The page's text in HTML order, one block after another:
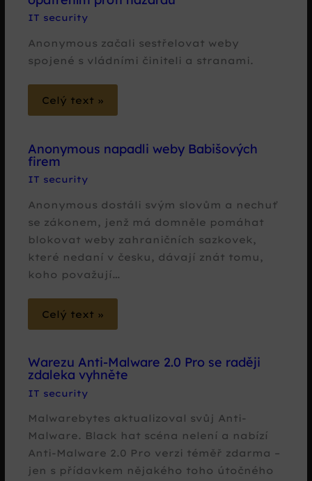
IT security
Anonymous začali sestřelovat weby
spojené s vládními činiteli a stranami.
Celý text »
Anonymous napadli weby Babišových
firem
IT security
Anonymous dostáli svým slovům a nechuť
se zákonem, jenž má domněle pomáhat
blokovat weby zahraničních sazkovek,
které nedaní v česku, dávají znát tomu,
koho považují…
Celý text »
Warezu Anti-Malware 2.0 Pro se raději
zdaleka vyhněte
IT security
Malwarebytes aktualizoval svůj Anti-
Malware. Black hat scéna nelení a nabízí
Anti-Malware 2.0 Pro verzi téměř zdarma –
jen s přídavkem nějakého toho útočného